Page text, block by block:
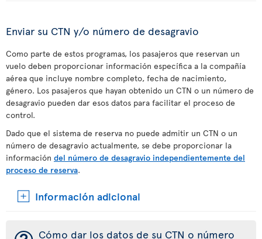
Enviar su CTN y/o número de desagravio
Como parte de estos programas, los pasajeros que reservan un
vuelo deben proporcionar información específica a la compañía
aérea que incluye nombre completo, fecha de nacimiento,
género. Los pasajeros que hayan obtenido un CTN o un número de
desagravio pueden dar esos datos para facilitar el proceso de
control.
Dado que el sistema de reserva no puede admitir un CTN o un
número de desagravio actualmente, se debe proporcionar la
información del número de desagravio independientemente del
proceso de reserva.
Información adicional
Cómo dar los datos de su CTN o número